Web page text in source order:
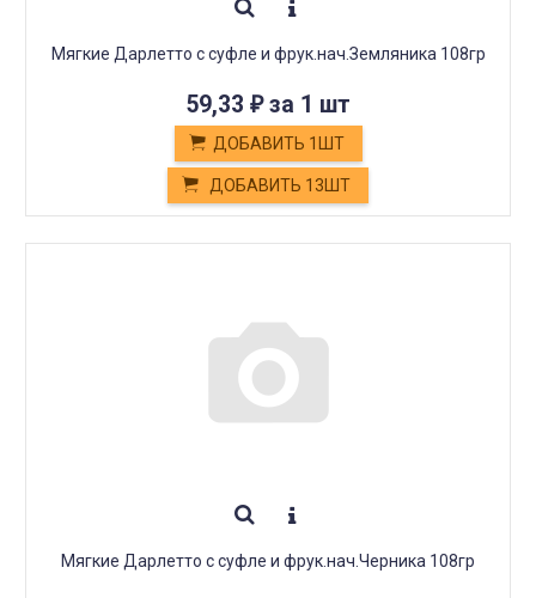
Мягкие Дарлетто с суфле и фрук.нач.Земляника 108гр
59,33 ₽за 1 шт
ДОБАВИТЬ 1ШТ
ДОБАВИТЬ 13ШТ
Мягкие Дарлетто с суфле и фрук.нач.Черника 108гр